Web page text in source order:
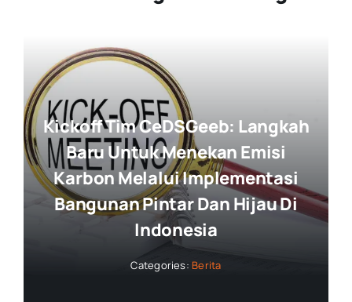
Kickoff Tim CeDSGeeb: Langkah
Baru Untuk Menekan Emisi
Karbon Melalui Implementasi
Bangunan Pintar Dan Hijau Di
Indonesia
Categories: Berita